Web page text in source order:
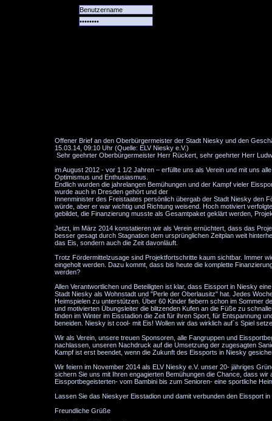
Offener Brief an den Oberbürgermeister der Stadt Niesky und den
15.03.14, 09:10 Uhr (Quelle: ELV Niesky e.V.)
Sehr geehrter Oberbürgermeister Herr Rückert, sehr geehrter Herr
im August 2012 - vor 1 1/2 Jahren – erfüllte uns als Verein und mit uns
Optimismus und Enthusiasmus.
Endlich wurden die jahrelangen Bemühungen und der Kampf vieler
wurde auch in Dresden gehört und der
Innenminister des Freistaates persönlich übergab der Stadt Niesky den
würde, aber er war wichtig und Richtung weisend. Hoch motiviert
gebildet, die Finanzierung musste als Gesamtpaket geklärt werden,
Jetzt, im März 2014 konstatieren wir als Verein ernüchtert, dass das
besser gesagt durch Stagnation dem ursprünglichen Zeitplan weit
das Eis, sondern auch die Zeit davonläuft.
Trotz Fördermittelzusage sind Projektfortschritte kaum sichtbar. Immer
eingeholt werden. Dazu kommt, dass bis heute die komplette
werden?
Allen Verantwortlichen und Beteiligten ist klar, dass Eissport in Niesky
Stadt Niesky als Wohnstadt und "Perle der Oberlausitz" hat. Jedes
Heimspielen zu unterstützen. Über 60 Kinder fiebern schon im Sommer
und motivierten Übungsleiter die blitzenden Kufen an die Füße zu
finden im Winter im Eisstadion die Zeit für ihren Sport, für Entspannung
beneiden. Niesky ist cool- mit Eis! Wollen wir das wirklich auf`s Spiel
Wir als Verein, unsere treuen Sponsoren, alle Fangruppen und
nachlassen, unseren Nachdruck auf die Umsetzung der zugesagten
Kampf ist erst beendet, wenn die Zukunft des Eissports in Niesky
Wir feiern im November 2014 als ELV Niesky e.V. unser 20- jähriges
sichern Sie uns mit Ihren engagierten Bemühungen die Chance, dass
Eissportbegeisterten- vom Bambini bis zum Senioren- eine sportliche
Lassen Sie das Nieskyer Eisstadion und damit verbunden den Eissport
Freundliche Grüße